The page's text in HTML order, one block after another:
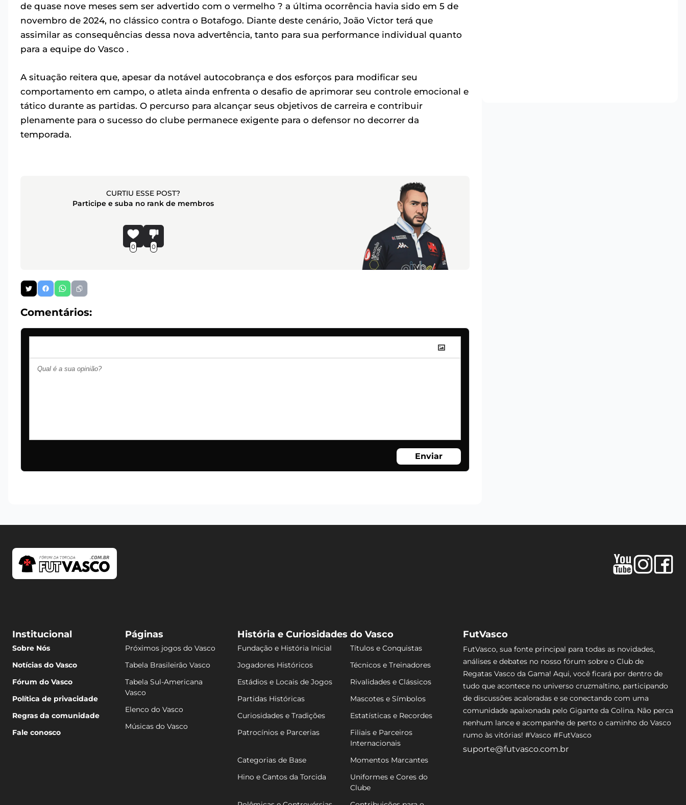
de quase nove meses sem ser advertido com o vermelho ? a última ocorrência havia sido em 5 de
novembro de 2024, no clássico contra o Botafogo. Diante deste cenário, João Victor terá que
assimilar as consequências dessa nova advertência, tanto para sua performance individual quanto
para a equipe do Vasco .
A situação reitera que, apesar da notável autocobrança e dos esforços para modificar seu
comportamento em campo, o atleta ainda enfrenta o desafio de aprimorar seu controle emocional e
tático durante as partidas. O percurso para alcançar seus objetivos de carreira e contribuir
plenamente para o sucesso do clube permanece exigente para o defensor no decorrer da
temporada.
CURTIU ESSE POST?
Participe e suba no rank de membros
0 0
Comentários:
Enviar
Institucional
Sobre Nós
Notícias do Vasco
Fórum do Vasco
Política de privacidade
Regras da comunidade
Fale conosco
Páginas
Próximos jogos do Vasco
Tabela Brasileirão Vasco
Tabela Sul-Americana
Vasco
Elenco do Vasco
Músicas do Vasco
História e Curiosidades do Vasco
Fundação e História Inicial
Títulos e Conquistas
Jogadores Históricos
Técnicos e Treinadores
Estádios e Locais de Jogos
Rivalidades e Clássicos
Partidas Históricas
Mascotes e Símbolos
Curiosidades e Tradições
Estatísticas e Recordes
Patrocínios e Parcerias
Filiais e Parceiros
Internacionais
Categorias de Base
Momentos Marcantes
Hino e Cantos da Torcida
Uniformes e Cores do
Clube
FutVasco
FutVasco, sua fonte principal para todas as novidades,
análises e debates no nosso fórum sobre o Club de
Regatas Vasco da Gama! Aqui, você ficará por dentro de
tudo que acontece no universo cruzmaltino, participando
de discussões acaloradas e se conectando com uma
comunidade apaixonada pelo Gigante da Colina. Não perca
nenhum lance e acompanhe de perto o caminho do Vasco
rumo às vitórias! #Vasco #FutVasco
suporte@futvasco.com.br